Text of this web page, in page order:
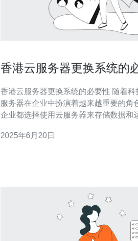
香港云服务器更换系统的
香港云服务器更换系统的必要性 随着科技的不断发展，云
服务器在企业中扮演着越来越重要的角
企业都选择使用云服务器来存储数据和
新和更换，以确保系统的稳定性和安全性。 云服务器
2025年6月20日